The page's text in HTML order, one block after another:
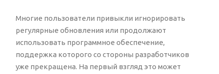
Многие пользователи привыкли игнорировать
регулярные обновления или продолжают
использовать программное обеспечение,
поддержка которого со стороны разработчиков
уже прекращена. На первый взгляд это может